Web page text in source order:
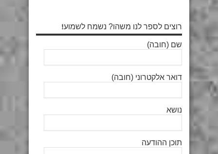
רוצים לספר לנו משהו? נשמח לשמוע!
שם (חובה)
דואר אלקטרוני (חובה)
נושא
תוכן ההודעה